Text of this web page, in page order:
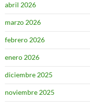
abril 2026
marzo 2026
febrero 2026
enero 2026
diciembre 2025
noviembre 2025